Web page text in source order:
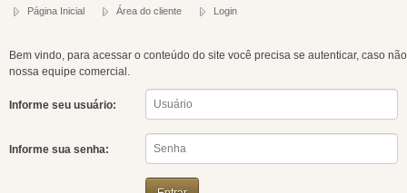
Página Inicial Área do cliente Login
Bem vindo, para acessar o conteúdo do site você precisa se autenticar, caso
nossa equipe comercial.
Informe seu usuário:
Informe sua senha: